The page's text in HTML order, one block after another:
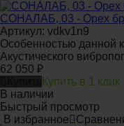
СОНАЛАБ, 03 - Орех
Артикул: vdkv1n9
Особенностью данной
Акустического
62 050 ₽
Купить в 1 клик
В наличии
Быстрый просмотр
В избранное